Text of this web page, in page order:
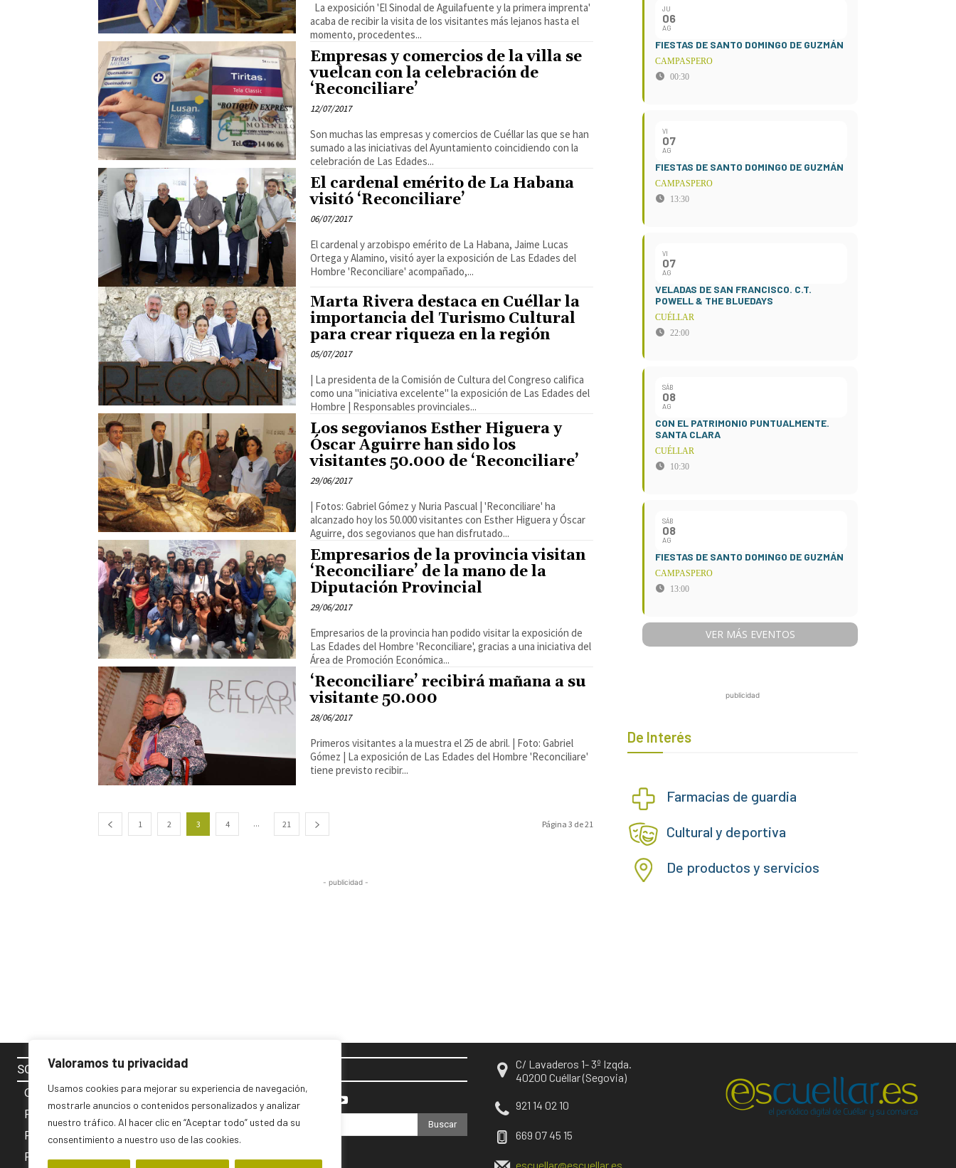
Valoramos tu privacidad
Usamos cookies para mejorar su experiencia de navegación,
mostrarle anuncios o contenidos personalizados y analizar
nuestro tráfico. Al hacer clic en “Aceptar todo” usted da su
consentimiento a nuestro uso de las cookies.
La exposición 'El Sinodal de Aguilafuente y la primera imprenta'
acaba de recibir la visita de los visitantes más lejanos hasta el
momento, procedentes...
Empresas y comercios de la villa se
vuelcan con la celebración de
‘Reconciliare’
12/07/2017
Son muchas las empresas y comercios de Cuéllar las que se han
sumado a las iniciativas del Ayuntamiento coincidiendo con la
celebración de Las Edades...
El cardenal emérito de La Habana
visitó ‘Reconciliare’
06/07/2017
El cardenal y arzobispo emérito de La Habana, Jaime Lucas
Ortega y Alamino, visitó ayer la exposición de Las Edades del
Hombre 'Reconciliare' acompañado,...
Marta Rivera destaca en Cuéllar la
importancia del Turismo Cultural
para crear riqueza en la región
05/07/2017
| La presidenta de la Comisión de Cultura del Congreso califica
como una "iniciativa excelente" la exposición de Las Edades del
Hombre | Responsables provinciales...
Los segovianos Esther Higuera y
Óscar Aguirre han sido los
visitantes 50.000 de ‘Reconciliare’
29/06/2017
| Fotos: Gabriel Gómez y Nuria Pascual | 'Reconciliare' ha
alcanzado hoy los 50.000 visitantes con Esther Higuera y Óscar
Aguirre, dos segovianos que han disfrutado...
Empresarios de la provincia visitan
‘Reconciliare’ de la mano de la
Diputación Provincial
29/06/2017
Empresarios de la provincia han podido visitar la exposición de
Las Edades del Hombre 'Reconciliare', gracias a una iniciativa del
Área de Promoción Económica...
‘Reconciliare’ recibirá mañana a su
visitante 50.000
28/06/2017
Primeros visitantes a la muestra el 25 de abril. | Foto: Gabriel
Gómez | La exposición de Las Edades del Hombre 'Reconciliare'
tiene previsto recibir...
1 2 3 4 ... 21 Página 3 de 21
- publicidad -
JU
06
AG
FIESTAS DE SANTO DOMINGO DE GUZMÁN
CAMPASPERO
00:30
VI
07
AG
FIESTAS DE SANTO DOMINGO DE GUZMÁN
CAMPASPERO
13:30
VI
07
AG
VELADAS DE SAN FRANCISCO. C.T.
POWELL & THE BLUEDAYS
CUÉLLAR
22:00
SÁB
08
AG
CON EL PATRIMONIO PUNTUALMENTE.
SANTA CLARA
CUÉLLAR
10:30
SÁB
08
AG
FIESTAS DE SANTO DOMINGO DE GUZMÁN
CAMPASPERO
13:00
VER MÁS EVENTOS
publicidad
De Interés
Farmacias de guardia
Cultural y deportiva
De productos y servicios
SOBRE NOSOTROS
Contacto
Política de cookies
Privacidad y Aviso Legal
PUBLICIDAD
Buscar
C/ Lavaderos 1- 3º Izqda.
40200 Cuéllar (Segovia)
921 14 02 10
669 07 45 15
escuellar@escuellar.es